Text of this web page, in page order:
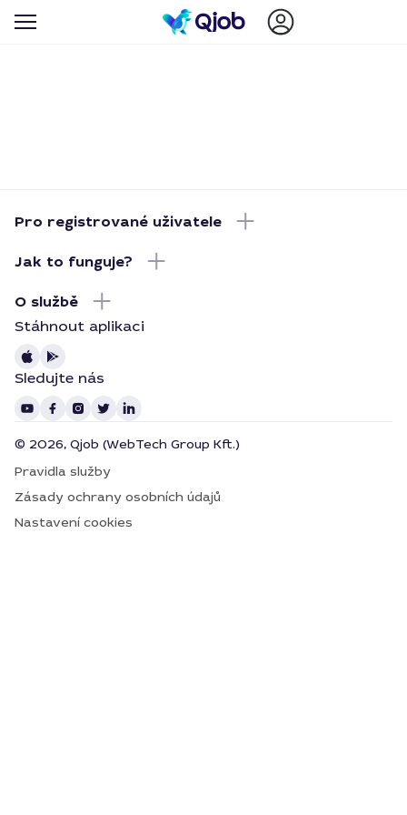
Pro registrované uživatele
Jak to funguje?
O službě
Stáhnout aplikaci
Sledujte nás
© 2026, Qjob (WebTech Group Kft.)
Pravidla služby
Zásady ochrany osobních údajů
Nastavení cookies